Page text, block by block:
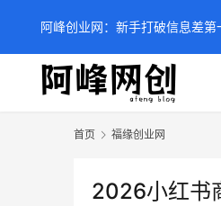
首页 福缘创业网
2026小红书
阿峰创业网：新手打破信息差第